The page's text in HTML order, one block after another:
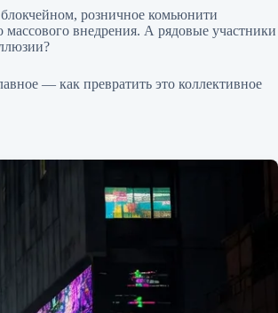
розничное комьюнити
массового внедрения. А рядовые участники
— как превратить это коллективное